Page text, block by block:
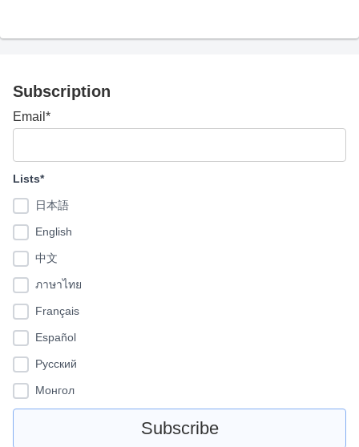
Subscription
Email*
Lists*
日本語
English
中文
ภาษาไทย
Français
Español
Pусский
Монгол